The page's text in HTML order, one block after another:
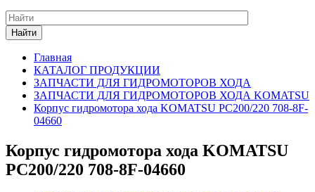
Найти
Главная
КАТАЛОГ ПРОДУКЦИИ
ЗАПЧАСТИ ДЛЯ ГИДРОМОТОРОВ ХОДА
ЗАПЧАСТИ ДЛЯ ГИДРОМОТОРОВ ХОДА KOMATSU
Корпус гидромотора хода KOMATSU PC200/220 708-8F-
04660
Корпус гидромотора хода KOMATSU
PC200/220 708-8F-04660